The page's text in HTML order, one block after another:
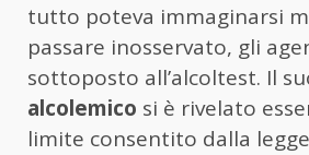
tutto poteva immaginarsi
passare inosservato, gli
sottoposto all’alcoltest. Il
alcolemico si è rivelato
limite consentito dalla